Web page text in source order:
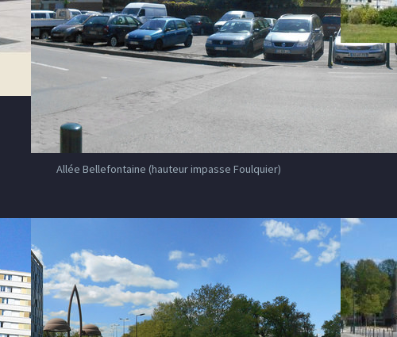
Allée Bellefontaine (hauteur impasse Foulquier)